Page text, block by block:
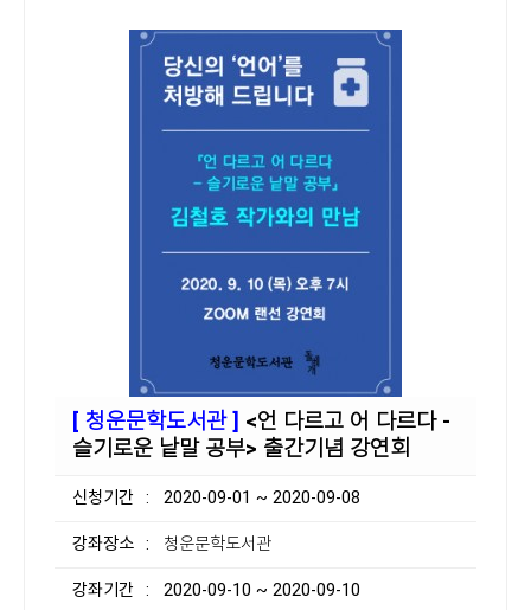
[ 청운문학도서관 ] <언 다르고 어 다르다 -
슬기로운 낱말 공부> 출간기념 강연회
신청기간 : 2020-09-01 ~ 2020-09-08
강좌장소 : 청운문학도서관
강좌기간 : 2020-09-10 ~ 2020-09-10